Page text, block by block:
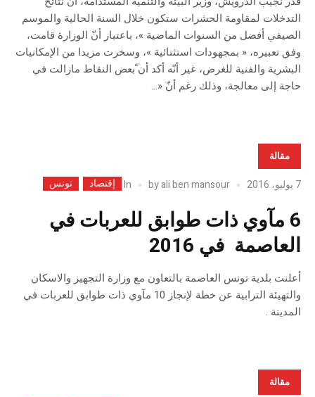
التدخلات لمقاومة الحشرات ستكون خلال السنة الحالية والموسم
الصيفي أفضل من السنوات الماضية »، باعتبار أنّ الوزارة قامت،
وفق تعبيره، « بمجهودات استثنائية »، وسخرت مزيدا من الإمكانيات
البشرية والفنية للغرض، غير أنّه أكد أن ّبعض النقاط مازالت في
حاجة إلى معالجة، وذلك رغم أنّ «...
مقالة
7 يوليو، 2016 byali ben mansour
In إقتصاد تونس
6 مآوي ذات طوابق للعربات في
العاصمة في 2016
أعلنت بلدية تونس العاصمة بالتعاون مع وزارة التجهيز والاسكان
والتهيئة الترابية عن خطة لإنجاز 10 مآوي ذات طوابق للعربات في
المدينة .
مقالة